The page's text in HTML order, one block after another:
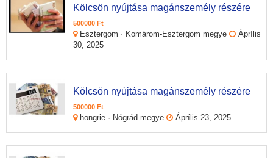
Kölcsön nyújtása magánszemély részére
500000 Ft
Esztergom · Komárom-Esztergom megye
Áprílis
30, 2025
Kölcsön nyújtása magánszemély részére
500000 Ft
hongrie · Nógrád megye Áprílis 23, 2025